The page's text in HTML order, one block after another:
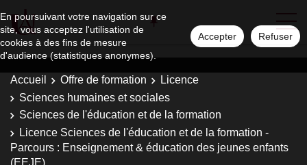
En poursuivant votre navigation sur ce
site, vous acceptez l'utilisation de
cookies à des fins de mesure
d'audience (statistiques anonymes).
Accepter Refuser
Accueil Offre de formation
Licence
Sciences humaines et sociales
Sciences de l'éducation et de la formation
Licence Sciences de l'éducation et de la formation -
Parcours : Enseignement & éducation des jeunes enfants
(EEJE)